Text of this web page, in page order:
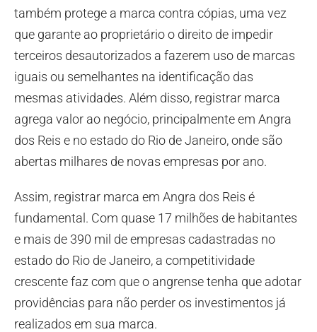
também protege a marca contra cópias, uma vez
que garante ao proprietário o direito de impedir
terceiros desautorizados a fazerem uso de marcas
iguais ou semelhantes na identificação das
mesmas atividades. Além disso, registrar marca
agrega valor ao negócio, principalmente em Angra
dos Reis e no estado do Rio de Janeiro, onde são
abertas milhares de novas empresas por ano.
Assim, registrar marca em Angra dos Reis é
fundamental. Com quase 17 milhões de habitantes
e mais de 390 mil de empresas cadastradas no
estado do Rio de Janeiro, a competitividade
crescente faz com que o angrense tenha que adotar
providências para não perder os investimentos já
realizados em sua marca.